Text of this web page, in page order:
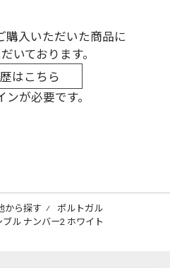
購入いただいた商品に
いております。
はこちら
が必要です。
から探す ⁄ ポルトガル
ル ナンバー2 ホワイト